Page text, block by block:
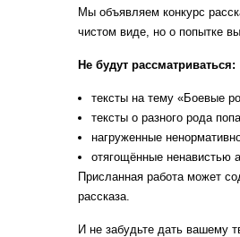
Мы объявляем конкурс
чистом виде, но о попытке
Не будут рассматриваться:
тексты на тему «Боевые
тексты о разного рода
нагруженные
отягощённые ненавистью
Присланная работа может
рассказа.
И не забудьте дать вашему